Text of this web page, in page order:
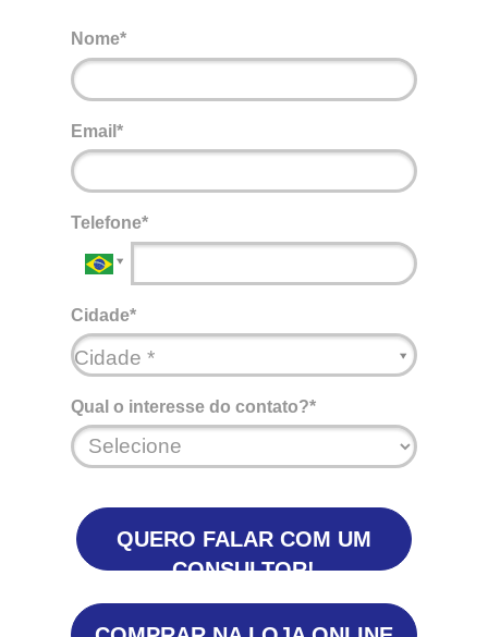
Nome*
Email*
Telefone*
Cidade*
Cidade *
Cidade*
Qual o interesse do contato?*
QUERO FALAR COM UM
CONSULTOR!